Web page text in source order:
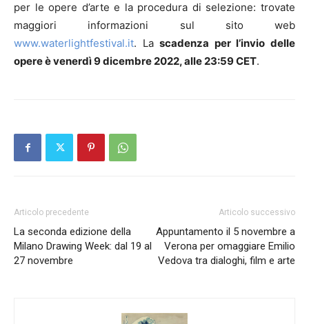
per le opere d’arte e la procedura di selezione: trovate
maggiori informazioni sul sito web
www.waterlightfestival.it. Lascadenza per l’invio delle
opere è venerdì 9 dicembre 2022, alle 23:59 CET.
Articolo precedente
La seconda edizione della
Milano Drawing Week: dal 19 al
27 novembre
Articolo successivo
Appuntamento il 5 novembre a
Verona per omaggiare Emilio
Vedova tra dialoghi, film e arte